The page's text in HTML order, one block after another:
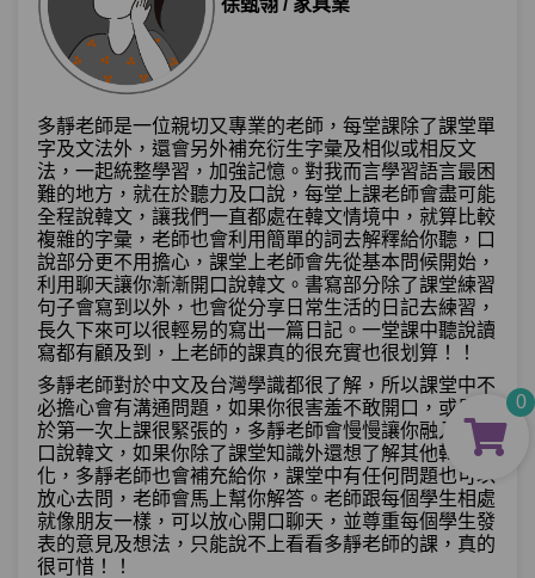
徐甄翎 / 家具業
多靜老師是一位親切又專業的老師，每堂課除了課堂單
字及文法外，還會另外補充衍生字彙及相似或相反文
法，一起統整學習，加強記憶。對我而言學習語言最困
難的地方，就在於聽力及口說，每堂上課老師會盡可能
全程說韓文，讓我們一直都處在韓文情境中，就算比較
複雜的字彙，老師也會利用簡單的詞去解釋給你聽，口
說部分更不用擔心，課堂上老師會先從基本問候開始，
利用聊天讓你漸漸開口說韓文。書寫部分除了課堂練習
句子會寫到以外，也會從分享日常生活的日記去練習，
長久下來可以很輕易的寫出一篇日記。一堂課中聽說讀
寫都有顧及到，上老師的課真的很充實也很划算！！
多靜老師對於中文及台灣學識都很了解，所以課堂中不
必擔心會有溝通問題，如果你很害羞不敢開口，或是對
於第一次上課很緊張的，多靜老師會慢慢讓你融入並開
口說韓文，如果你除了課堂知識外還想了解其他韓國文
化，多靜老師也會補充給你，課堂中有任何問題也可以
放心去問，老師會馬上幫你解答。老師跟每個學生相處
就像朋友一樣，可以放心開口聊天，並尊重每個學生發
表的意見及想法，只能說不上看看多靜老師的課，真的
很可惜！！
0